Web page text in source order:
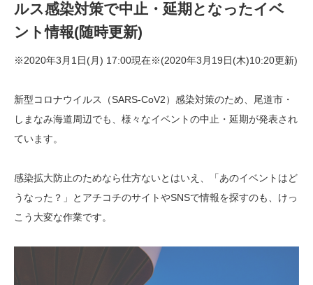
ルス感染対策で中止・延期となったイベ
ント情報(随時更新)
※2020年3月1日(月) 17:00現在※(2020年3月19日(木)10:20更新)
新型コロナウイルス（SARS-CoV2）感染対策のため、尾道市・
しまなみ海道周辺でも、様々なイベントの中止・延期が発表され
ています。
感染拡大防止のためなら仕方ないとはいえ、「あのイベントはど
うなった？」とアチコチのサイトやSNSで情報を探すのも、けっ
こう大変な作業です。